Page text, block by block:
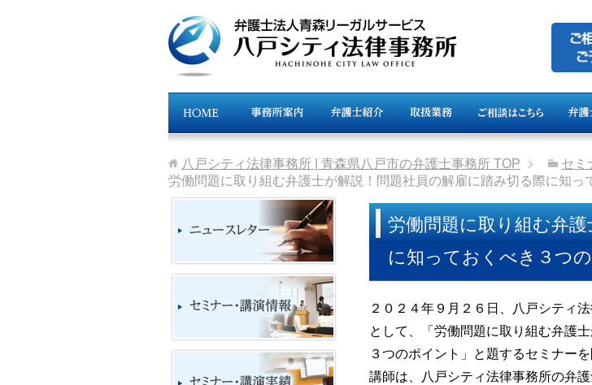
八戸シティ法律事務所 | 青森県八戸市の弁護士事務所 TOP
セミ
労働問題に取り組む弁護士が解説！問題社員の解雇に踏み切る際に知っ
労働問題に取り組む弁
に知っておくべき３つ
２０２４年９月２６日、八戸シティ
として、「労働問題に取り組む弁護
３つのポイント」と題するセミナーを
講師は、八戸シティ法律事務所の弁